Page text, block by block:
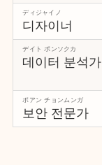
디자이너
ディジャイノ
데이터 분석가
デイト ポンソクカ
보안 전문가
ポアン チョンムンガ